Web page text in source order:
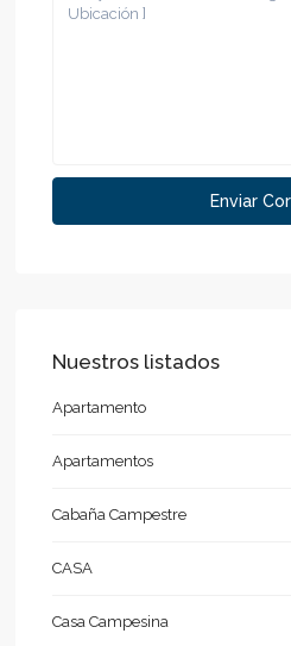
Nuestros listados
Apartamento
Apartamentos
Cabaña Campestre
CASA
Casa Campesina